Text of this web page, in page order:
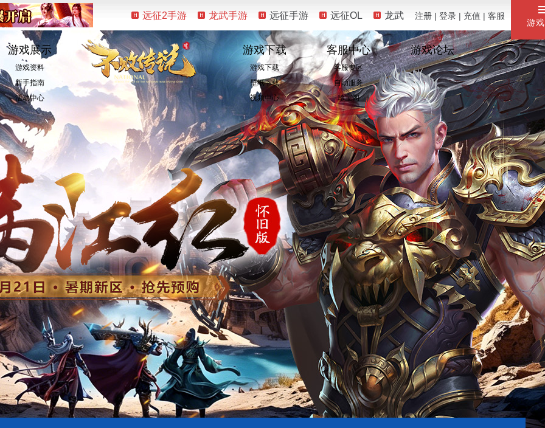
游
远征2手游 龙武手游 远征手游 远征OL 龙武 注册 | 登录 | 充值 | 客服
游戏展示
游戏资料
新手指南
活动中心
游戏下载
游戏下载
壁纸下载
视频中心
客服中心
客服专区
自助服务
珍宝阁
游戏论坛